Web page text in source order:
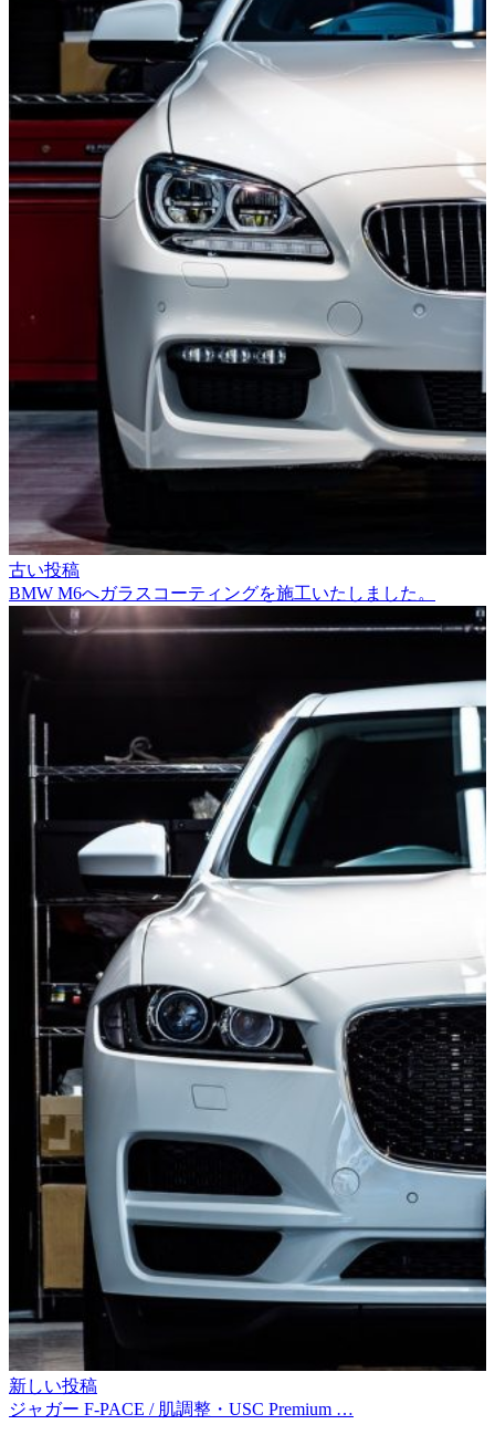
古い投稿
BMW M6へガラスコーティングを施工いたしました。
新しい投稿
ジャガー F-PACE / 肌調整・USC Premium …